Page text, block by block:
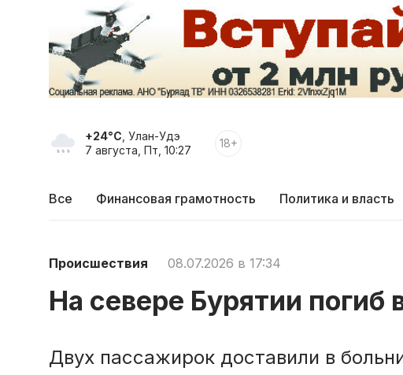
+24°C , Улан-Удэ
7 августа, Пт, 10:27
18+
Все Финансовая грамотность Политика и власть
Происшествия 08.07.2026 в 17:34
На севере Бурятии погиб
Двух пассажирок доставили в